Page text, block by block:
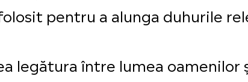
pentru a alunga duhurile
legătura între lumea oamenilor